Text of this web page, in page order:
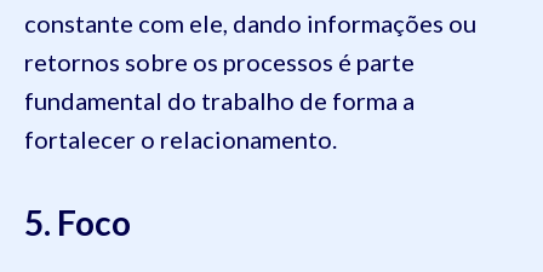
constante com ele, dando informações ou
retornos sobre os processos é parte
fundamental do trabalho de forma a
fortalecer o relacionamento.
5. Foco